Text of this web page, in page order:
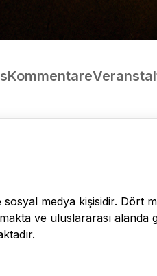
Kommentare
sosyal medya kişisidir.
ve uluslararası